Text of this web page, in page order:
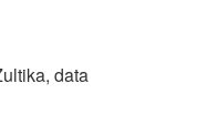
data